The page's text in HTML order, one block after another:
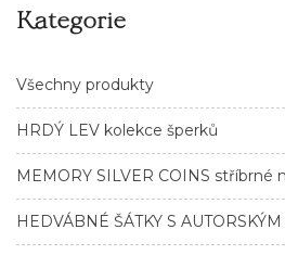
Kategorie
Všechny produkty
HRDÝ LEV kolekce šperků
MEMORY SILVER COINS stříbrné
HEDVÁBNÉ ŠÁTKY S